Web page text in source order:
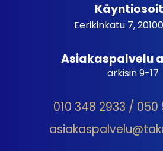
Eerikinkatu 7,
Asiakaspalvelu
arkisin 9-17
010 348 2933 / 050